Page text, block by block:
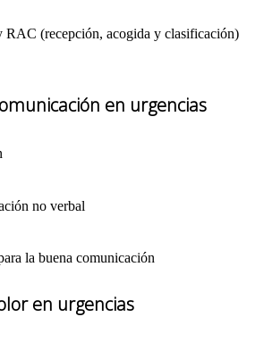
RAC (recepción, acogida y clasificación)
en urgencias
no verbal
la buena comunicación
en urgencias